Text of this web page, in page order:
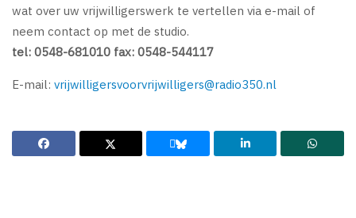
wat over uw vrijwilligerswerk te vertellen via e-mail of
neem contact op met de studio.
tel: 0548-681010 fax: 0548-544117
E-mail: vrijwilligersvoorvrijwilligers@radio350.nl